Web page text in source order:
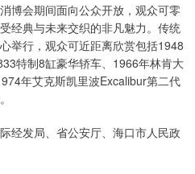
博会期间面向公众开放，观众可零
经典与未来交织的非凡魅力。传统
举行，观众可近距离欣赏包括1948
特制8缸豪华轿车、1966年林肯大
年艾克斯凯里波Excalibur第二代
经发局、省公安厅、海口市人民政